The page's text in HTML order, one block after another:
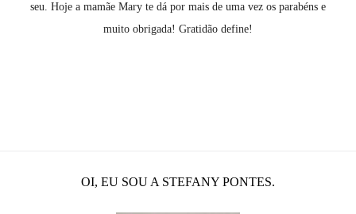
seu. Hoje a mamãe Mary te dá por mais de uma vez os parabéns e
muito obrigada! Gratidão define!
OI, EU SOU A STEFANY PONTES.